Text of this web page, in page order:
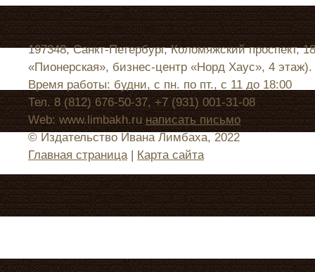
197348, Санкт-Петербург, Коломяжский
«Пионерская», бизнес-центр «Норд Хаус», 4 этаж).
Время работы: будни, с пн. по пт., с 11 до 18:00
Тел. 8 (812) 676-50-37, +7 (931) 001-31-08
Web: www.limbakh.ruнаписать письмо
© Издательство Ивана Лимбаха, 2022
Главная страница| Карта сайта